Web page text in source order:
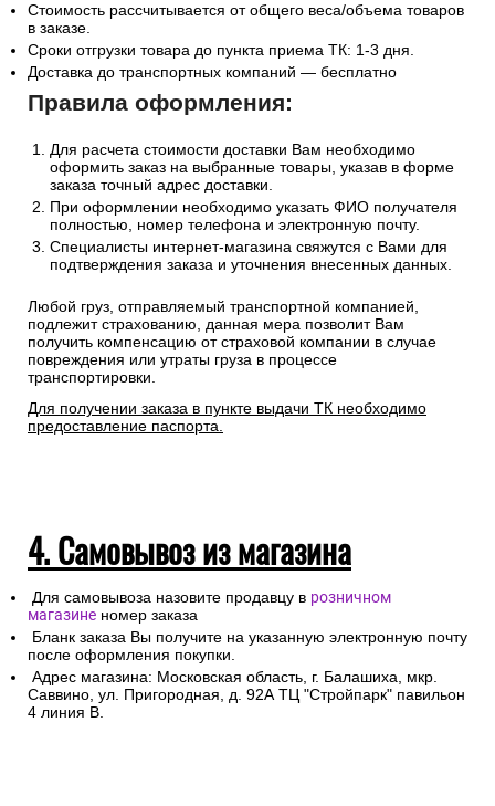
Стоимость рассчитывается от общего веса/объема товаров
в заказе.
Сроки отгрузки товара до пункта приема ТК: 1-3 дня.
Доставка до транспортных компаний — бесплатно
Правила оформления:
Для расчета стоимости доставки Вам необходимо
оформить заказ на выбранные товары, указав в форме
заказа точный адрес доставки.
При оформлении необходимо указать ФИО получателя
полностью, номер телефона и электронную почту.
Специалисты интернет-магазина свяжутся с Вами для
подтверждения заказа и уточнения внесенных данных.
Любой груз, отправляемый транспортной компанией,
подлежит страхованию, данная мера позволит Вам
получить компенсацию от страховой компании в случае
повреждения или утраты груза в процессе
транспортировки.
Для получении заказа в пункте выдачи ТК необходимо
предоставление паспорта.
4. Самовывоз из магазина
Для самовывоза назовите продавцу в розничном
магазине номер заказа
Бланк заказа Вы получите на указанную электронную почту
после оформления покупки.
Адрес магазина: Московская область, г. Балашиха, мкр.
Саввино, ул. Пригородная, д. 92А ТЦ "Стройпарк" павильон
4 линия В.